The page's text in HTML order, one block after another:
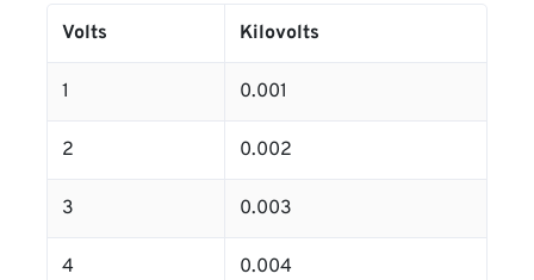
Volts Kilovolts
1 0.001
2 0.002
3 0.003
4 0.004